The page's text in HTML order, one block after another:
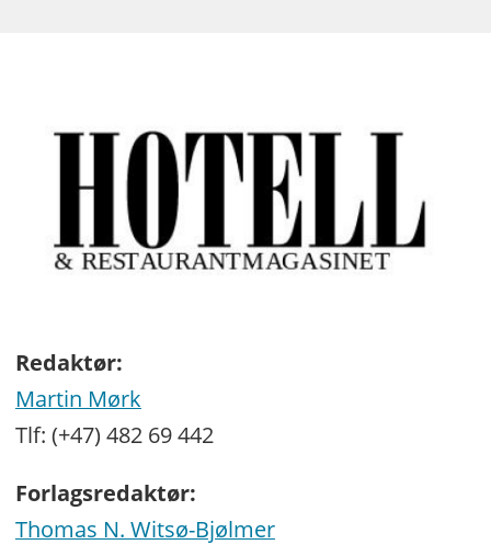
Redaktør:
Martin Mørk
Tlf: (+47) 482 69 442
Forlagsredaktør:
Thomas N. Witsø-Bjølmer